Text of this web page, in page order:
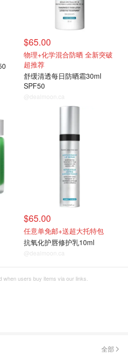
$65.00
物理+化学混合防晒 全新突破
超推荐
舒缓清透每日防晒霜30ml
SPF50
@dealmoon.ca
$65.00
任意单免邮+送超大托特包
抗氧化护唇修护乳10ml
@dealmoon.ca
when users buy items via our links.
全部